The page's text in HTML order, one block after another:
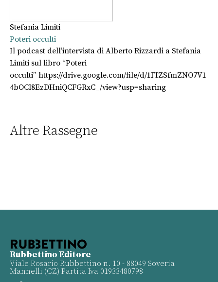
Stefania Limiti
Poteri occulti
Il podcast dell’intervista di Alberto Rizzardi a Stefania
Limiti sul libro “Poteri
occulti” https://drive.google.com/file/d/1FIZSfmZNO7V1
4bOCl8EzDHniQCFGRxC_/view?usp=sharing
Altre Rassegne
Rubbettino Editore
Viale Rosario Rubbettino n. 10 - 88049 Soveria
Mannelli (CZ) Partita Iva 01933480798